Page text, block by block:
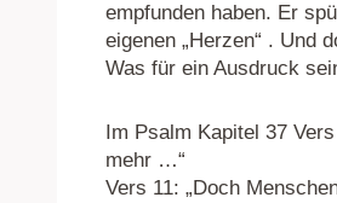
empfunden haben. Er
eigenen „Herzen“ . Und
Was für ein Ausdruck
Im Psalm Kapitel 37
mehr …“
Vers 11: „Doch